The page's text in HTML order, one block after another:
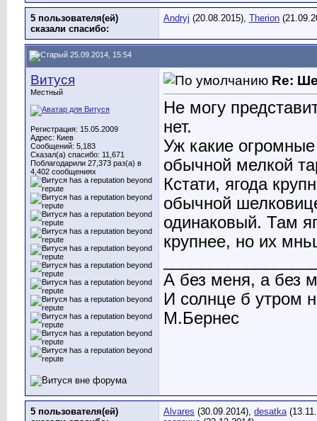
5 пользователя(ей)
сказали cпасибо:
Andryj (20.08.2015), Therion
25.09.2014, 15:54
Витуся
Местный
Регистрация: 15.05.2009
Адрес: Киев
Сообщений: 5,183
Сказал(а) спасибо: 11,671
Поблагодарили 27,373 раз(а) в
4,402 сообщениях
Re:
Не могу
нет.
Уж какие
обычной мелкой
Кстати, ягода
обычной
одинаковый. Там
крупнее, но их
А без меня, а без
И солнце б утром
М.Бернес
5 пользователя(ей)
Alvares (30.09.2014), desatka